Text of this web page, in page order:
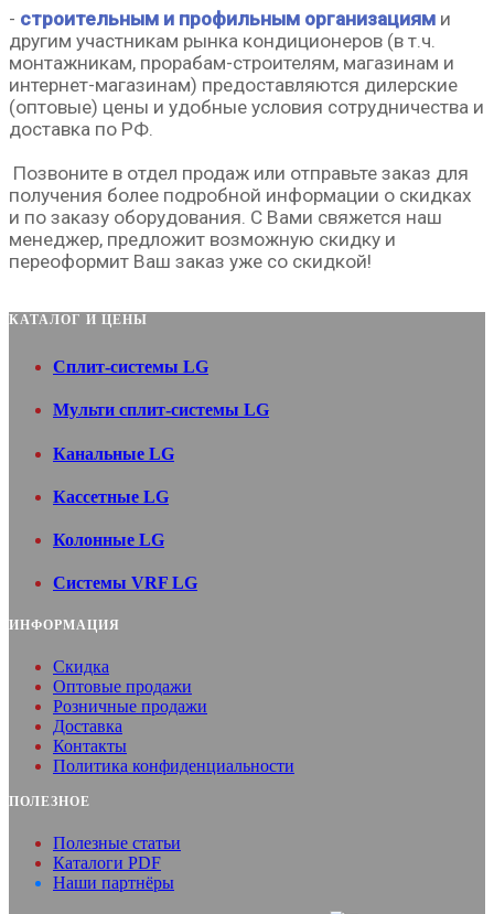
- строительным и профильным организациям и
другим участникам рынка кондиционеров (в т.ч.
монтажникам, прорабам-строителям, магазинам и
интернет-магазинам) предоставляются дилерские
(оптовые) цены и удобные условия сотрудничества и
доставка по РФ.
Позвоните в отдел продаж или отправьте заказ для
получения более подробной информации о скидках
и по заказу оборудования. С Вами свяжется наш
менеджер, предложит возможную скидку и
переоформит Ваш заказ уже со скидкой!
КАТАЛОГ И ЦЕНЫ
Сплит-системы LG
Мульти сплит-системы LG
Канальные LG
Кассетные LG
Колонные LG
Системы VRF LG
ИНФОРМАЦИЯ
Скидка
Оптовые продажи
Розничные продажи
Доставка
Контакты
Политика конфиденциальности
ПОЛЕЗНОЕ
Полезные статьи
Каталоги PDF
Наши партнёры